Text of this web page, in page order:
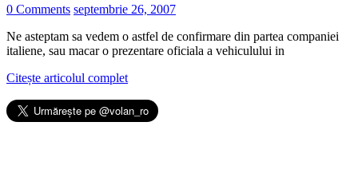
0 Comments septembrie 26, 2007
Ne asteptam sa vedem o astfel de confirmare din partea companiei
italiene, sau macar o prezentare oficiala a vehiculului in
Citește articolul complet